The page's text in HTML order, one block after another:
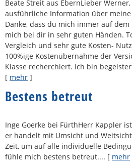
Beate Streit aus EbernLieber
ausführliche Information über
Danke, dass du mich immer auf
mich bei dir in sehr guten Händen.
Vergleich und sehr gute Kosten-
100%ige Kostenübernahme der
Klasse recherchiert. Ich bin
[ mehr ]
Bestens betreut
Inge Goerke bei FürthHerr Kappler
er handelt mit Umsicht und
Zeit, um auf alle individuelle
fühle mich bestens betreut.... [ mehr